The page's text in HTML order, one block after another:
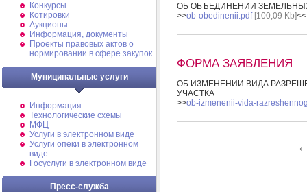
Конкурсы
Котировки
Аукционы
Информация, документы
Проекты правовых актов о
нормировании в сфере закупок
Муниципальные услуги
Информация
Технологические схемы
МФЦ
Услуги в электронном виде
Услуги опеки в электронном
виде
Госуслуги в электронном виде
Пресс-служба
ОБ ОБЪЕДИНЕНИИ
>>ob-obedinenii.pdf[100,09 Kb]<<
ФОРМА ЗАЯВЛЕНИЯ
ОБ ИЗМЕНЕНИИ ВИДА
УЧАСТКА
>>ob-izmenenii-vida-